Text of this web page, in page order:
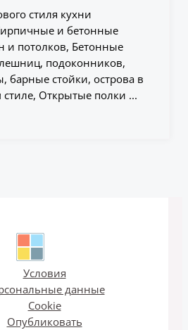
стиля кухни
и бетонные
и потолков, Бетонные
подоконников,
барные стойки, острова в
Открытые полки ...
Условия
данные
Cookie
Опубликовать